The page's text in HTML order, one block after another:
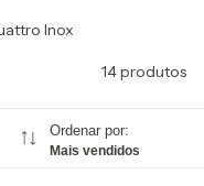
Inox
14 produtos
Ordenar por:
Mais vendidos